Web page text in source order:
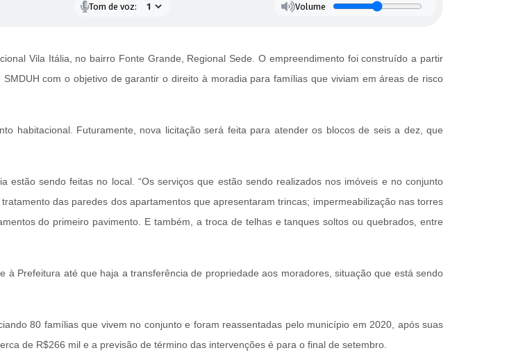
Tom de voz: Volume
Vila Itália, no bairro Fonte Grande, Regional Sede. O empreendimento foi construído a partir
com o objetivo de garantir o direito à moradia para famílias que viviam em áreas de risco
habitacional. Futuramente, nova licitação será feita para atender os blocos de seis a dez, que
sendo feitas no local. “Os serviços que estão sendo realizados nos imóveis e no conjunto
das paredes dos apartamentos que apresentaram trincas; impermeabilização nas torres
do primeiro pavimento. E também, a troca de telhas e tanques soltos ou quebrados, entre
Prefeitura até que haja a transferência de propriedade aos moradores, situação que está sendo
80 famílias que vivem no conjunto e foram reassentadas pelo município em 2020, após suas
de R$266 mil e a previsão de término das intervenções é para o final de setembro.